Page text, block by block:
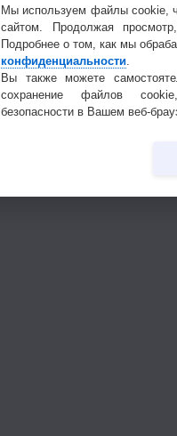
Мы используем файлы cookie,
сайтом. Продолжая
Подробнее о том, как мы
конфиденциальности.
Вы также можете
сохранение файлов
безопасности в Вашем веб-